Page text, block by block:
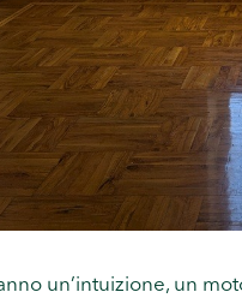
un’intuizione, un